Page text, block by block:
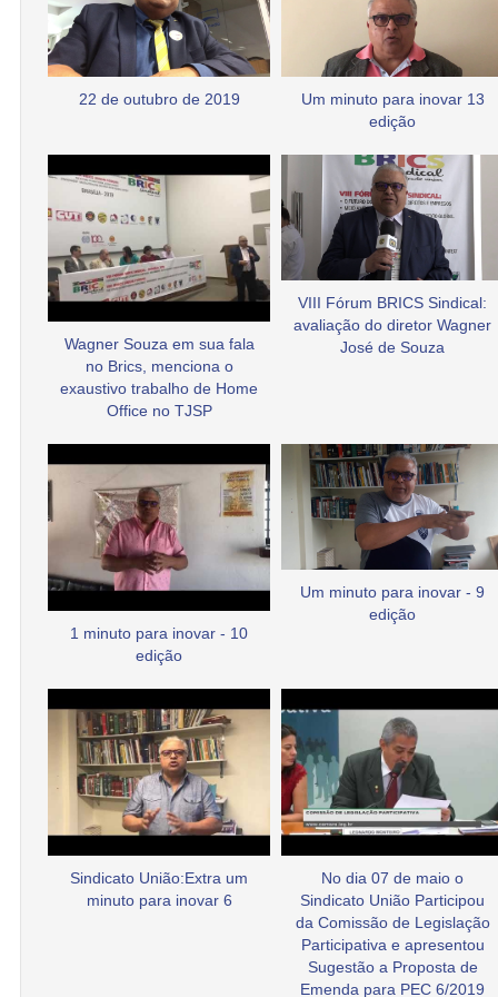
22 de outubro de 2019
Um minuto para inovar 13
edição
Wagner Souza em sua fala
no Brics, menciona o
exaustivo trabalho de Home
Office no TJSP
VIII Fórum BRICS Sindical:
avaliação do diretor Wagner
José de Souza
1 minuto para inovar - 10
edição
Um minuto para inovar - 9
edição
Sindicato União:Extra um
minuto para inovar 6
No dia 07 de maio o
Sindicato União Participou
da Comissão de Legislação
Participativa e apresentou
Sugestão a Proposta de
Emenda para PEC 6/2019